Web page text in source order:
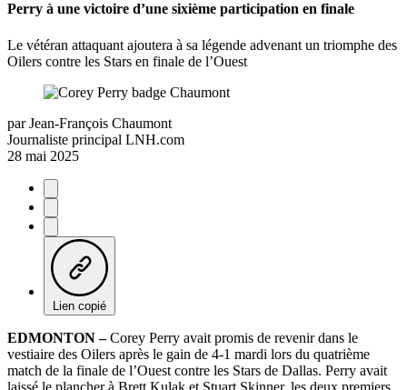
Perry à une victoire d’une sixième participation en finale
Le vétéran attaquant ajoutera à sa légende advenant un triomphe des
Oilers contre les Stars en finale de l’Ouest
par Jean-François Chaumont
Journaliste principal LNH.com
28 mai 2025
Lien copié
EDMONTON –Corey Perry avait promis de revenir dans le
vestiaire des Oilers après le gain de 4-1 mardi lors du quatrième
match de la finale de l’Ouest contre les Stars de Dallas. Perry avait
laissé le plancher à Brett Kulak et Stuart Skinner, les deux premiers